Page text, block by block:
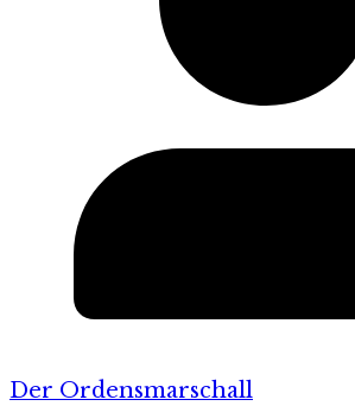
Der Ordensmarschall